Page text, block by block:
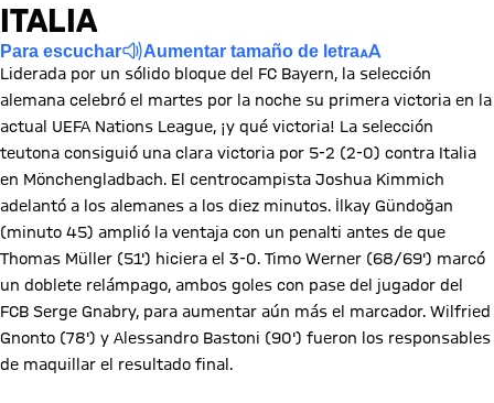
ITALIA
Para escuchar Aumentar tamaño de letra
Liderada por un sólido bloque del FC Bayern, la selección
alemana celebró el martes por la noche su primera victoria en la
actual UEFA Nations League, ¡y qué victoria! La selección
teutona consiguió una clara victoria por 5-2 (2-0) contra Italia
en Mönchengladbach. El centrocampista Joshua Kimmich
adelantó a los alemanes a los diez minutos. İlkay Gündoğan
(minuto 45) amplió la ventaja con un penalti antes de que
Thomas Müller (51') hiciera el 3-0. Timo Werner (68/69') marcó
un doblete relámpago, ambos goles con pase del jugador del
FCB Serge Gnabry, para aumentar aún más el marcador. Wilfried
Gnonto (78') y Alessandro Bastoni (90') fueron los responsables
de maquillar el resultado final.